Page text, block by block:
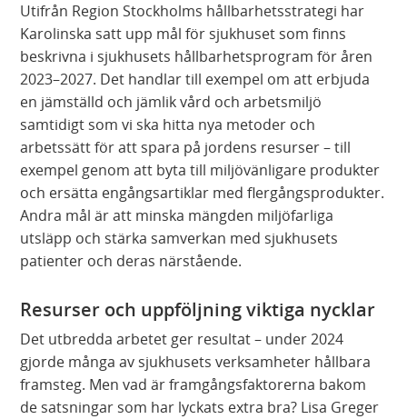
Utifrån Region Stockholms hållbarhetsstrategi har
Karolinska satt upp mål för sjukhuset som finns
beskrivna i sjukhusets hållbarhetsprogram för åren
2023–2027. Det handlar till exempel om att erbjuda
en jämställd och jämlik vård och arbetsmiljö
samtidigt som vi ska hitta nya metoder och
arbetssätt för att spara på jordens resurser – till
exempel genom att byta till miljövänligare produkter
och ersätta engångsartiklar med flergångsprodukter.
Andra mål är att minska mängden miljöfarliga
utsläpp och stärka samverkan med sjukhusets
patienter och deras närstående.
Resurser och uppföljning viktiga nycklar
Det utbredda arbetet ger resultat – under 2024
gjorde många av sjukhusets verksamheter hållbara
framsteg. Men vad är framgångsfaktorerna bakom
de satsningar som har lyckats extra bra? Lisa Greger